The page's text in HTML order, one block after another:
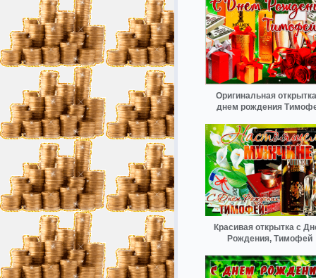
Оригинальная
днем рождения
Красивая открытка с
Рождения, Тимофей